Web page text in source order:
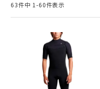
63件中 1-60件表示